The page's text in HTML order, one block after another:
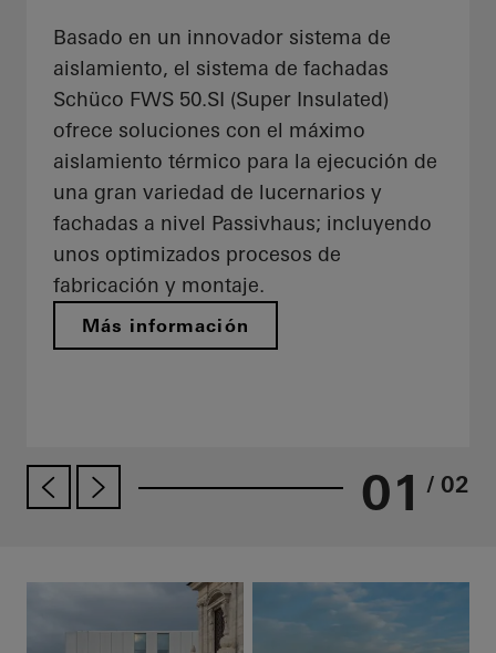
Basado en un innovador sistema de
aislamiento, el sistema de fachadas
Schüco FWS 50.SI (Super Insulated)
ofrece soluciones con el máximo
aislamiento térmico para la ejecución de
una gran variedad de lucernarios y
fachadas a nivel Passivhaus; incluyendo
unos optimizados procesos de
fabricación y montaje.
Más información
01 / 02